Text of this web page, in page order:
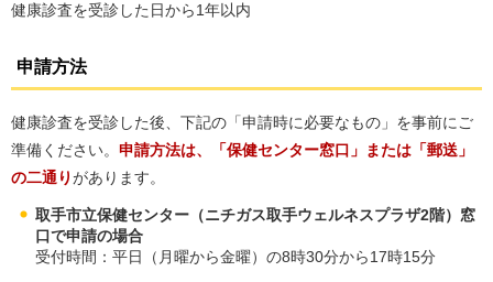
健康診査を受診した日から1年以内
申請方法
健康診査を受診した後、下記の「申請時に必要なもの」を事前にご
準備ください。 申請方法は、「保健センター窓口」または「郵送」
の二通りがあります。
取手市立保健センター（ニチガス取手ウェルネスプラザ2階）窓
口で申請の場合
受付時間：平日（月曜から金曜）の8時30分から17時15分